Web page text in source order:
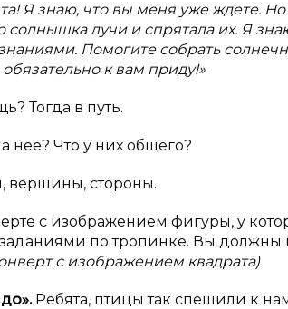
Я знаю, что вы меня уже ждете. Но
солнышка лучи и спрятала их. Я
Помогите собрать
к вам приду!»
Тогда в путь.
неё? Что у них общего?
вершины, стороны.
с изображением фигуры, у
по тропинке. Вы должны
с изображением квадрата)
Ребята, птицы так спешили к